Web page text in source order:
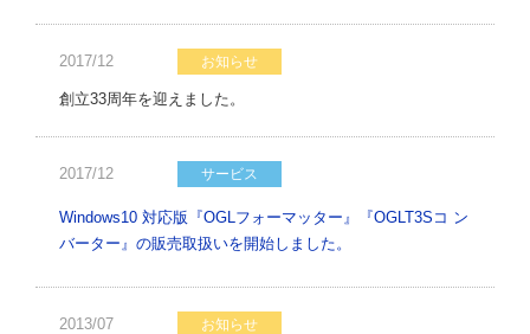
2017/12 お知らせ
創立33周年を迎えました。
2017/12 サービス
Windows10 対応版『OGLフォーマッター』『OGLT3Sコ ン
バーター』の販売取扱いを開始しました。
2013/07 お知らせ